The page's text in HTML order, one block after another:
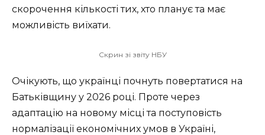
скорочення кількості тих, хто планує та має
можливість виїхати.
Скрин зі звіту НБУ
Очікують, що українці почнуть повертатися на
Батьківщину у 2026 році. Проте через
адаптацію на новому місці та поступовість
нормалізації економічних умов в Україні,